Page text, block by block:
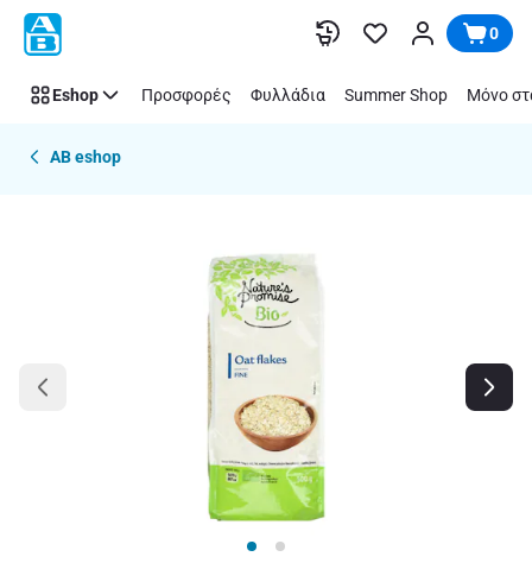
Παράλειψη 0
Eshop Προσφορές Φυλλάδια Summer Shop Μόνο
AB eshop